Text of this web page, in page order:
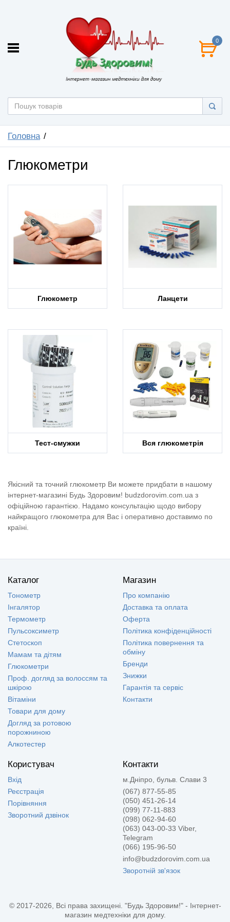
0
Головна
Глюкометри
Глюкометр Ланцети
Тест-смужки Вся глюкометрія
Якісний та точний глюкометр Ви можете придбати в нашому
інтернет-магазині Будь Здоровим! budzdorovim.com.ua з
офіційною гарантією. Надамо консультацію щодо вибору
найкращого глюкометра для Вас і оперативно доставимо по
країні.
Каталог
Тонометр
Інгалятор
Термометр
Пульсоксиметр
Стетоскоп
Мамам та дітям
Глюкометри
Проф. догляд за волоссям та
шкірою
Вітаміни
Товари для дому
Догляд за ротовою
порожниною
Алкотестер
Магазин
Про компанію
Доставка та оплата
Оферта
Політика конфіденційності
Політика повернення та
обміну
Бренди
Знижки
Гарантія та сервіс
Контакти
Користувач
Вхід
Реєстрація
Порівняння
Зворотний дзвінок
Контакти
м.Дніпро, бульв. Слави 3
(067) 877-55-85
(050) 451-26-14
(099) 77-11-883
(098) 062-94-60
(063) 043-00-33 Viber,
Telegram
(066) 195-96-50
info@budzdorovim.com.ua
Зворотній зв'язок
© 2017-2026, Всі права захищені. "Будь Здоровим!" - Інтернет-
магазин медтехніки для дому.